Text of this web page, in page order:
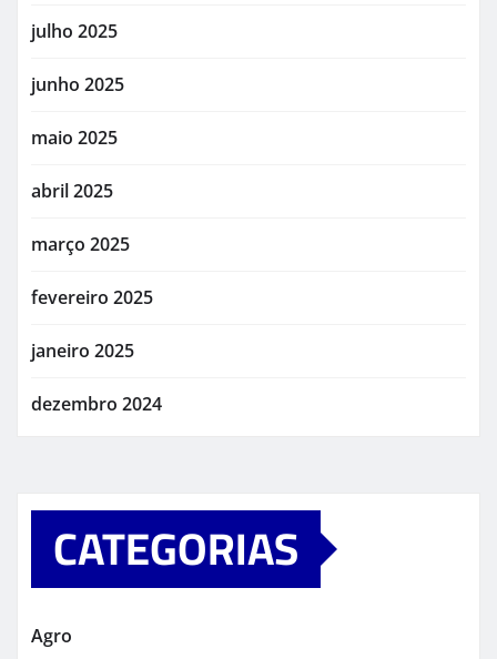
julho 2025
junho 2025
maio 2025
abril 2025
março 2025
fevereiro 2025
janeiro 2025
dezembro 2024
CATEGORIAS
Agro